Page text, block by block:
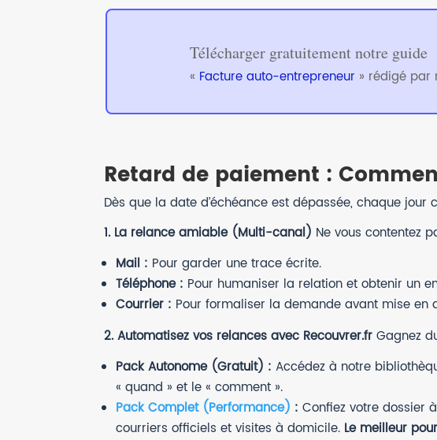
Télécharger gratuitement notre guide
« Facture auto-entrepreneur » rédigé par
Retard de paiement :
Dès que la date d’échéance est dépassée, chaque
1. La relance amiable (Multi-canal) Ne vous contentez
Mail : Pour garder une trace écrite.
Téléphone : Pour humaniser la relation et obtenir un
Courrier : Pour formaliser la demande avant mise en
2. Automatisez vos relances avec Recouvrer.fr Gagnez
Pack Autonome (Gratuit) : Accédez à notre
« quand » et le « comment ».
Pack Complet (Performance) : Confiez votre dossier
courriers officiels et visites à domicile. Le meilleur